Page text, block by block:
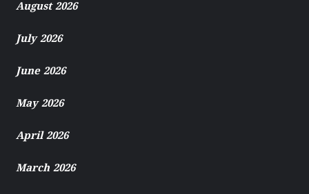
August 2026
July 2026
June 2026
May 2026
April 2026
March 2026